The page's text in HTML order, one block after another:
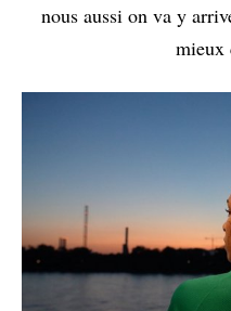
nous aussi on va y
mieux